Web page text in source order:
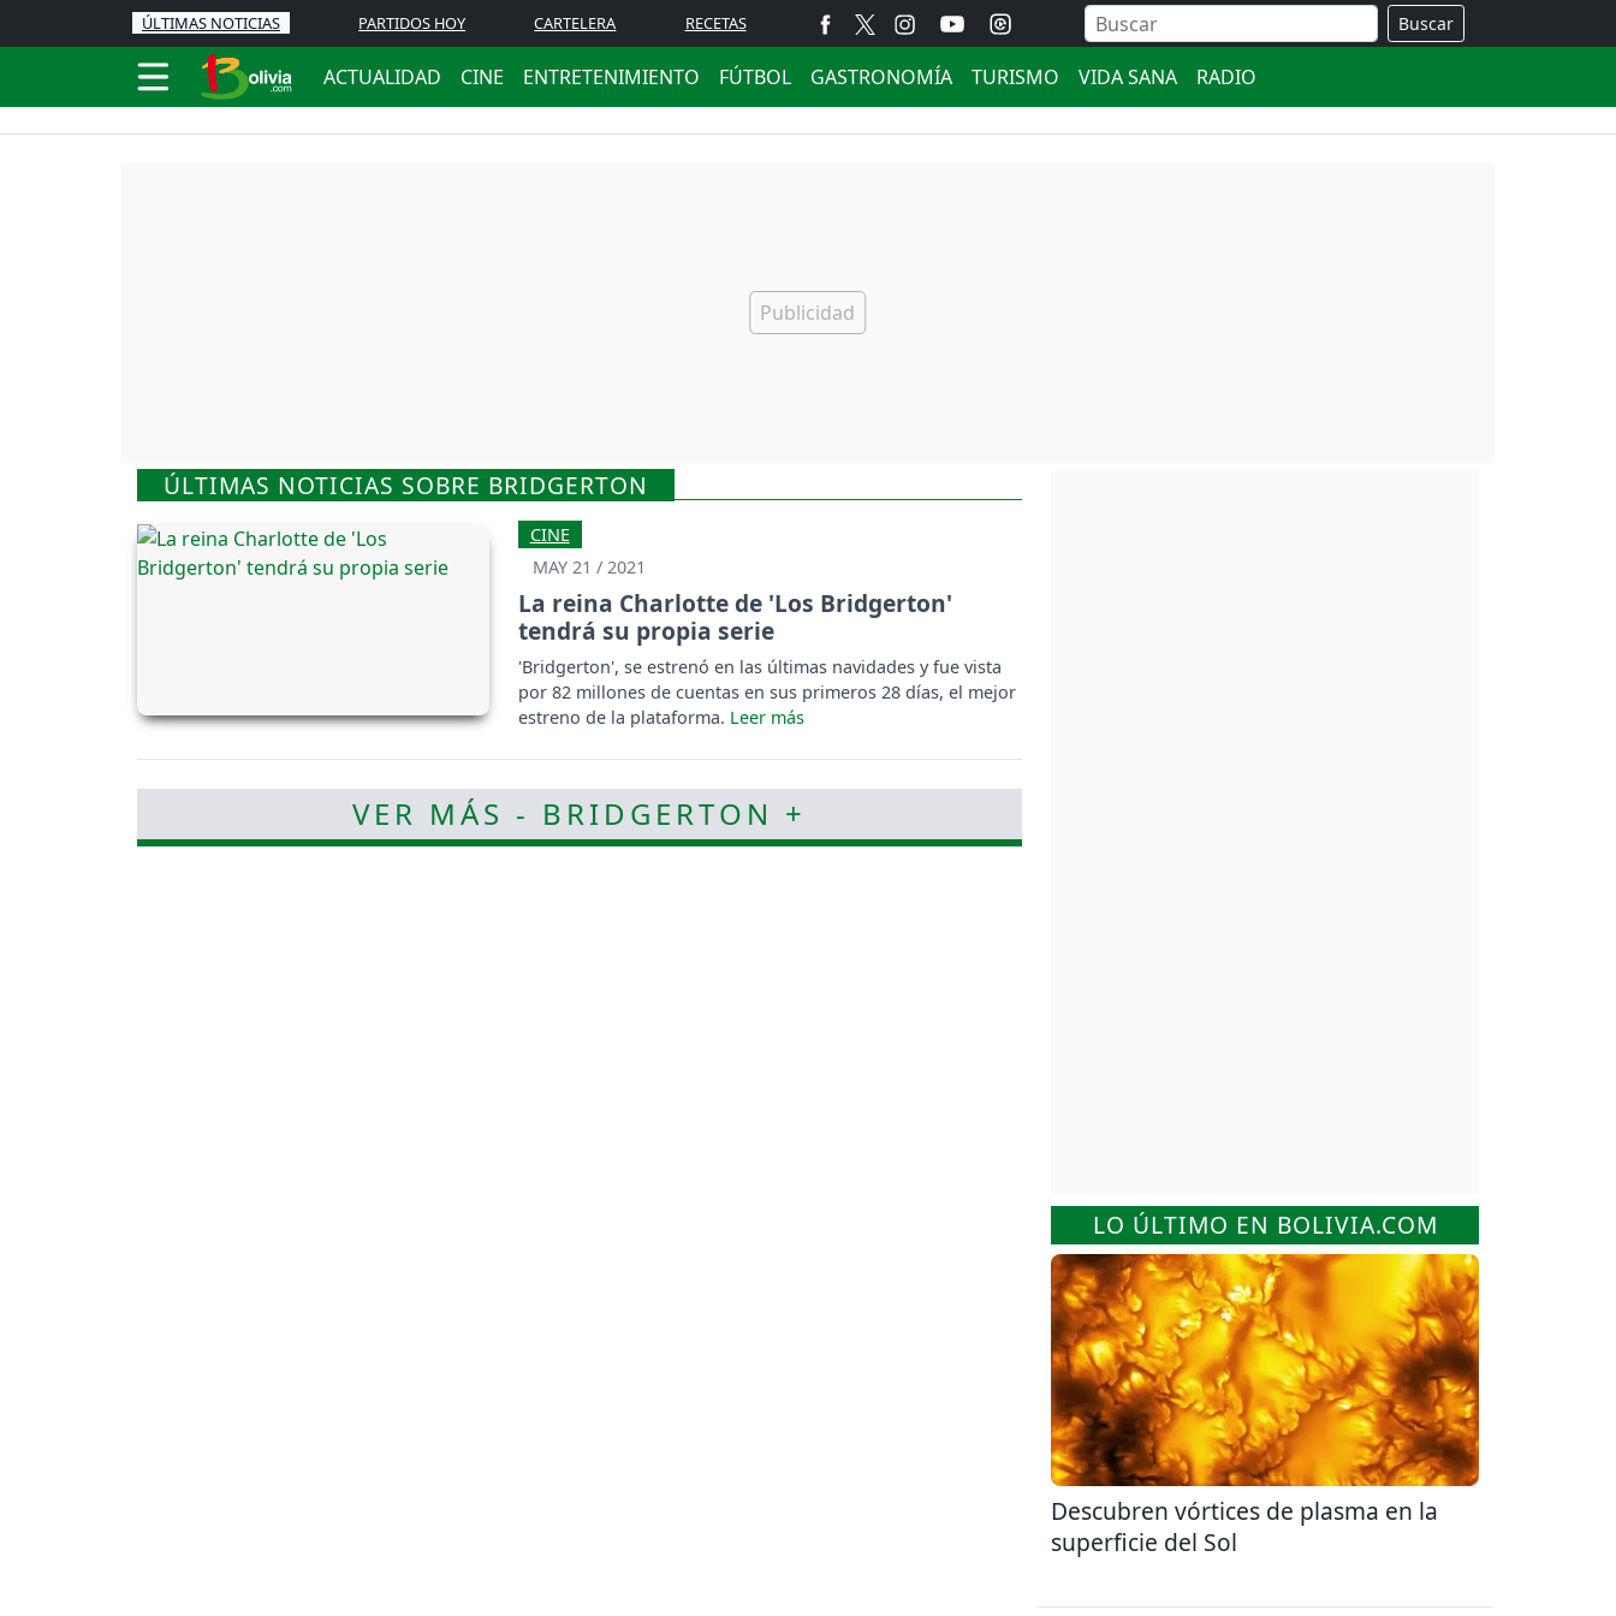
ÚLTIMAS NOTICIAS PARTIDOS HOY CARTELERA RECETAS Buscar
ACTUALIDAD CINE ENTRETENIMIENTO FÚTBOL GASTRONOMÍA TURISMO VIDA SANA RADIO
ÚLTIMAS NOTICIAS SOBRE BRIDGERTON
CINE
MAY 21 / 2021
La reina Charlotte de 'Los Bridgerton'
tendrá su propia serie
'Bridgerton', se estrenó en las últimas navidades y fue vista
por 82 millones de cuentas en sus primeros 28 días, el mejor
estreno de la plataforma.
VER MÁS - BRIDGERTON +
LO ÚLTIMO EN BOLIVIA.COM
Descubren vórtices de plasma en la
superficie del Sol